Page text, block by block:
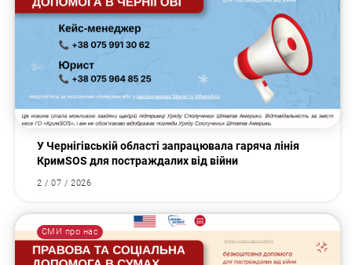
У Чернігівській області запрацювала гаряча лінія
КримSOS для постраждалих від війни
2 / 07 / 2026
СМИ про нас